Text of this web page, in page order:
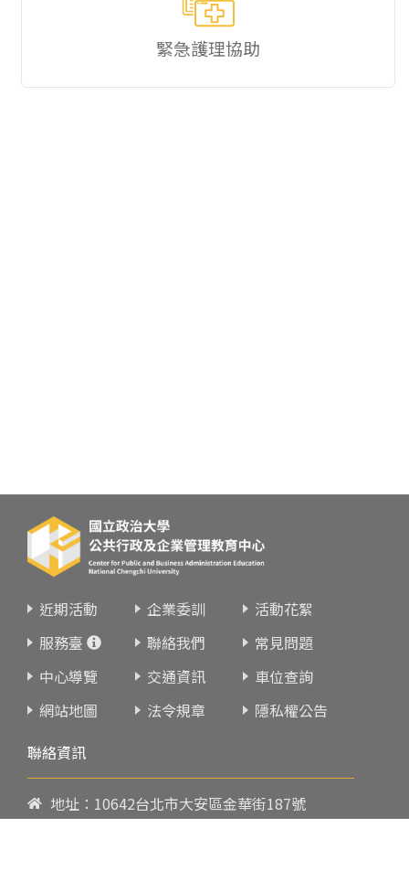
緊急護理協助
近期活動 企業委訓
活動花絮
服務臺
聯絡我們
常見問題
中心導覽
交通資訊
車位查詢
網站地圖
法令規章
隱私權公告
聯絡資訊
地址：10642台北市大安區金華街187號